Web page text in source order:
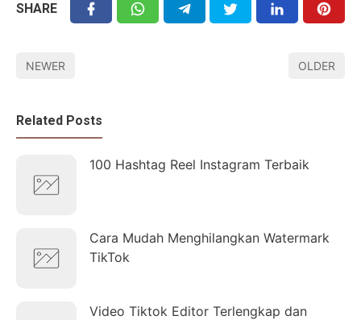
SHARE
NEWER OLDER
Related Posts
100 Hashtag Reel Instagram Terbaik
Cara Mudah Menghilangkan Watermark
TikTok
Video Tiktok Editor Terlengkap dan